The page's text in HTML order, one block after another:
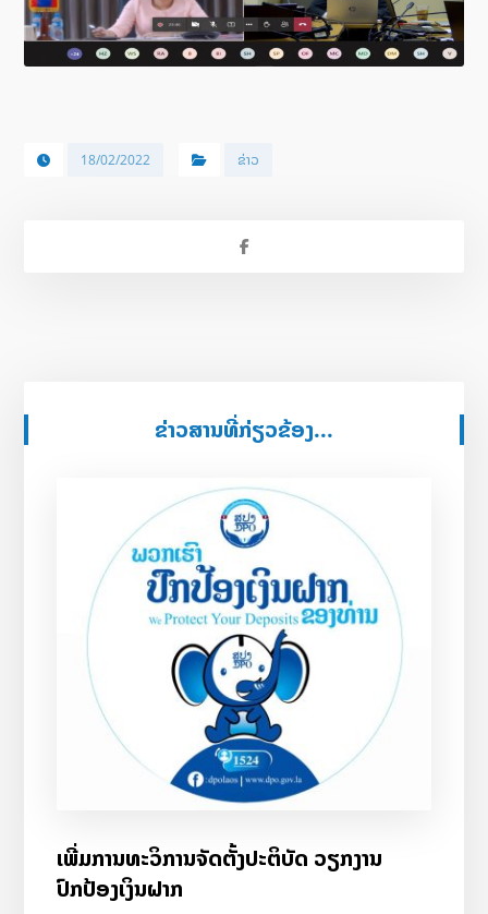
18/02/2022 ຂ່າວ
ຂ່າວສານທີ່ກ່ຽວຂ້ອງ...
ເພີ່ມການທະວິການຈັດຕັ້ງປະຕິບັດ ວຽກງານ
ປົກປ້ອງເງິນຝາກ